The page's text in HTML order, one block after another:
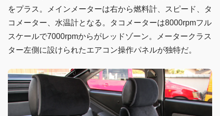
をプラス。メインメーターは右から燃料計、スピード、タ
コメーター、水温計となる。タコメーターは8000rpmフル
スケールで7000rpmからがレッドゾーン。メータークラス
ター左側に設けられたエアコン操作パネルが独特だ。